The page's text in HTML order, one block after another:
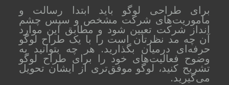
برای طراحی لوگو باید ابتدا رسالت و
ماموریت‌های شرکت مشخص و سپس چشم
انداز شرکت تعیین شود و مطابق این موارد
آن چه مد نظرتان است را با یک طراح لوگو
حرفه‌ای درمیان بگذارید. هر چه بتوانید به
وضوح فعالیت‌های خود را برای طراح لوگو
تشریح کنید، لوگو موفق‌تری از ایشان تحویل
می‌گیرید.